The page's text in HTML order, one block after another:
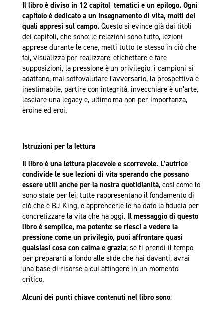
Il libro è diviso in 12 capitoli tematici e un epilogo. Ogni
capitolo è dedicato a un insegnamento di vita, molti dei
quali appresi sul campo. Questo si evince già dai titoli
dei capitoli, che sono: le relazioni sono tutto, lezioni
apprese durante le cene, metti tutto te stesso in ciò che
fai, visualizza per realizzare, etichettare e fare
supposizioni, la pressione è un privilegio, i campioni si
adattano, mai sottovalutare l’avversario, la prospettiva è
inestimabile, partire con integrità, invecchiare è un’arte,
lasciare una legacy e, ultimo ma non per importanza,
eroine ed eroi.
Istruzioni per la lettura
Il libro è una lettura piacevole e scorrevole. L’autrice
condivide le sue lezioni di vita sperando che possano
essere utili anche per la nostra quotidianità, così come lo
sono state per lei: tutte rappresentano il fondamento di
ciò che è BJ King, e apprenderle le ha dato la fiducia per
concretizzare la vita che ha oggi. Il messaggio di questo
libro è semplice, ma potente: se riesci a vedere la
pressione come un privilegio, puoi affrontare quasi
qualsiasi cosa con calma e grazia; se ti prendi il tempo
per prepararti a fondo alle sfide che hai davanti, avrai
una base di risorse a cui attingere in un momento
critico.
Alcuni dei punti chiave contenuti nel libro sono: